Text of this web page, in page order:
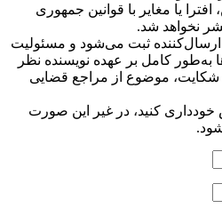
یا مغایر با قوانین جمهوری
نخواهد شد.
ثبت می‌شود و مسئولیت
به‌طور کامل بر عهده نویسنده نظر
موضوع از مراجع قضایی
خودداری کنید، در غیر این صورت